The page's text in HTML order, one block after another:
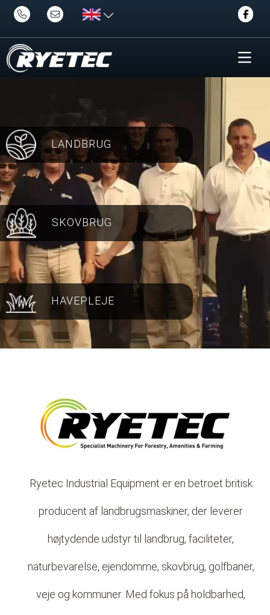
LANDBRUG
SKOVBRUG
HAVEPLEJE
Ryetec Industrial Equipment er en betroet britisk
producent af landbrugsmaskiner, der leverer
højtydende udstyr til landbrug, faciliteter,
naturbevarelse, ejendomme, skovbrug, golfbaner,
veje og kommuner. Med fokus på holdbarhed,